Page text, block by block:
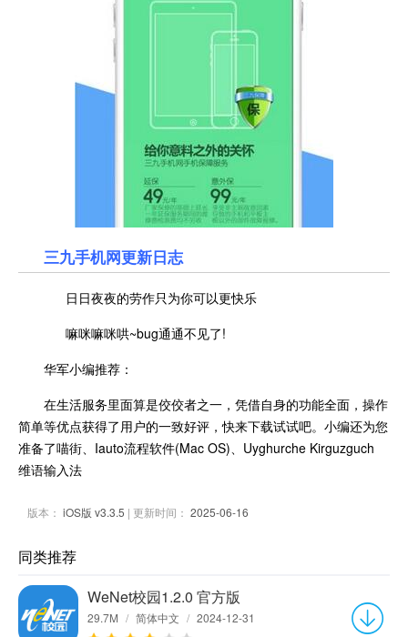
三九手机网更新日志
日日夜夜的劳作只为你可以更快乐
嘛咪嘛咪哄~bug通通不见了!
华军小编推荐：
在生活服务里面算是佼佼者之一，凭借自身的功能全面，操作
简单等优点获得了用户的一致好评，快来下载试试吧。小编还为您
准备了喵街、Iauto流程软件(Mac OS)、Uyghurche Kirguzguch
维语输入法
版本： iOS版 v3.3.5 | 更新时间： 2025-06-16
同类推荐
WeNet校园1.2.0 官方版
29.7M / 简体中文 / 2024-12-31